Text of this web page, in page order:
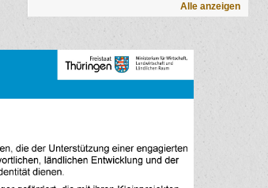
Alle anzeigen